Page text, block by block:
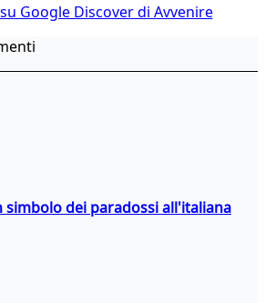
Google Discover di Avvenire
simbolo dei paradossi all'italiana